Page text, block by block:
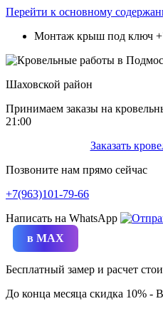
Перейти к основному
Монтаж крыш под ключ
Шаховской район
Принимаем заказы на
21:00
Заказать
Позвоните нам прямо сейчас
+7(963)101-79-66
Написать на WhatsApp
в MAX
Бесплатный замер и расчет
До конца месяца скидка 10%